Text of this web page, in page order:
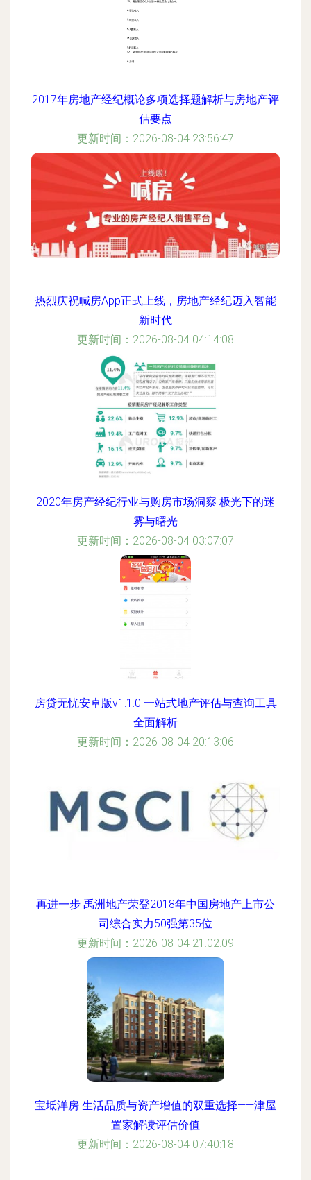
2017年房地产经纪概论多项选择题解析与房地产评
估要点
更新时间：2026-08-04 23:56:47
热烈庆祝喊房App正式上线，房地产经纪迈入智能
新时代
更新时间：2026-08-04 04:14:08
2020年房产经纪行业与购房市场洞察 极光下的迷
雾与曙光
更新时间：2026-08-04 03:07:07
房贷无忧安卓版v1.1.0 一站式地产评估与查询工具
全面解析
更新时间：2026-08-04 20:13:06
再进一步 禹洲地产荣登2018年中国房地产上市公
司综合实力50强第35位
更新时间：2026-08-04 21:02:09
宝坻洋房 生活品质与资产增值的双重选择——津屋
置家解读评估价值
更新时间：2026-08-04 07:40:18